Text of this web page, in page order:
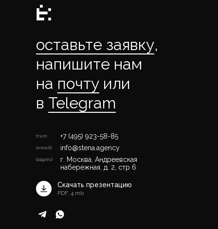
(тел) +7 (495) 923-58-85
(email)
оставьте заявку,
напишите нам
на почту или
в Telegram
info@stena.agency
(адрес)
г. Москва, Андреевская
набережная, д. 2, стр 6
PDF, 4 mb
Скачать презентацию